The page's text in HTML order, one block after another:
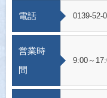
電話 0139-52-
営業時
間
9:00～